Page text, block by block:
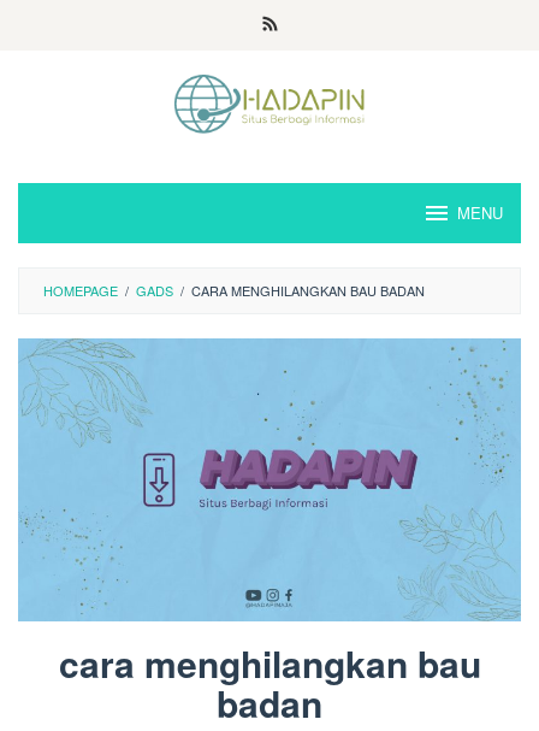
MENU
HOMEPAGE / GADS / CARA MENGHILANGKAN BAU BADAN
cara menghilangkan bau
badan